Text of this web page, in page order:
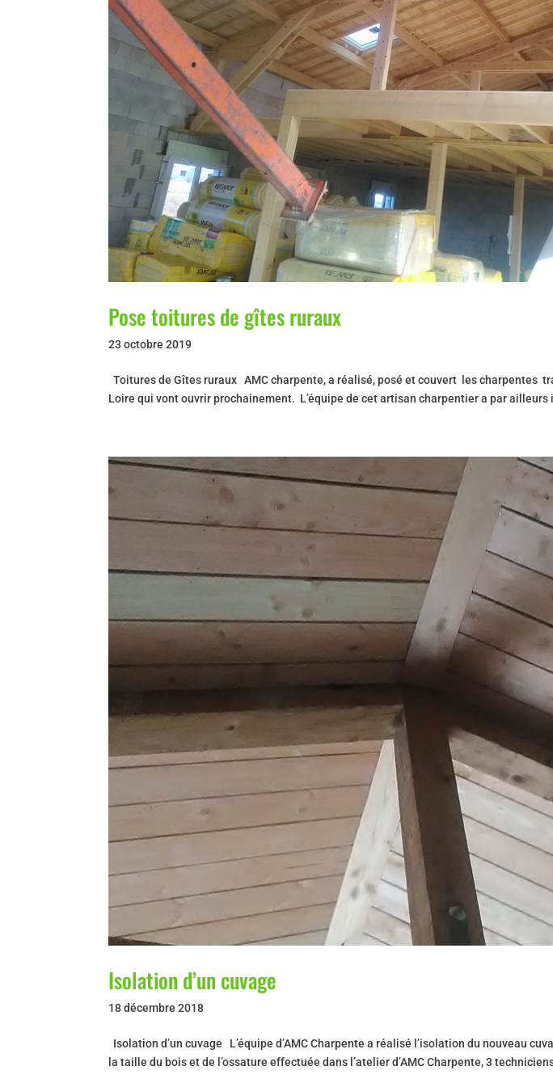
Pose toitures de gîtes ruraux
23 octobre 2019
Toitures de Gîtes ruraux AMC charpente, a réalisé, posé et couvert les charpentes
Loire qui vont ouvrir prochainement. L’équipe de cet artisan charpentier a par
Isolation d’un cuvage
18 décembre 2018
Isolation d’un cuvage L’équipe d’AMC Charpente a réalisé l’isolation du nouveau
la taille du bois et de l’ossature effectuée dans l’atelier d’AMC Charpente, 3